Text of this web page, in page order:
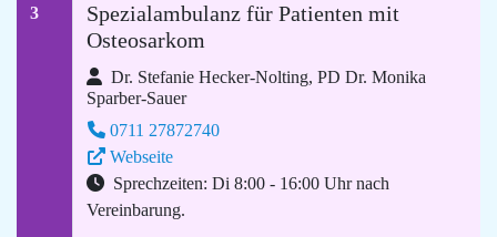
3
Spezialambulanz für Patienten mit
Osteosarkom
Dr. Stefanie Hecker-Nolting, PD Dr. Monika
Sparber-Sauer
0711 27872740
Webseite
Sprechzeiten: Di 8:00 - 16:00 Uhr nach
Vereinbarung.